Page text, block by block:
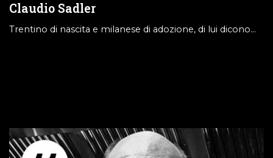
Claudio Sadler
Trentino di nascita e milanese di adozione, di lui dicono…